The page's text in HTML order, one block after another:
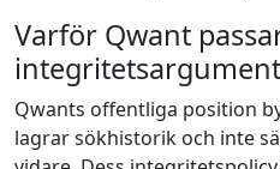
Varför Qwant
Qwants offentliga position
lagrar sökhistorik och inte